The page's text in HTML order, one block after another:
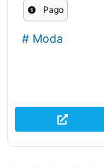
Pago
# Moda